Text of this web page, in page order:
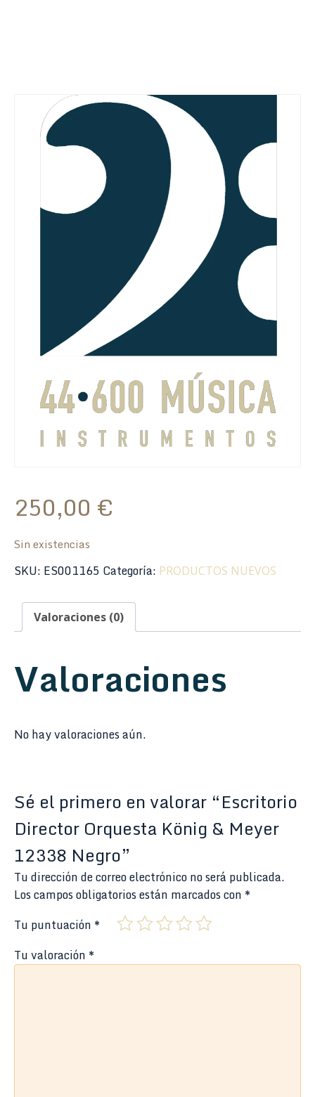
250,00 €
Sin existencias
SKU: ES001165 Categoría: PRODUCTOS NUEVOS
Valoraciones (0)
Valoraciones
No hay valoraciones aún.
Sé el primero en valorar “Escritorio
Director Orquesta König & Meyer
12338 Negro”
Tu dirección de correo electrónico no será publicada.
Los campos obligatorios están marcados con *
Tu puntuación *
Tu valoración *